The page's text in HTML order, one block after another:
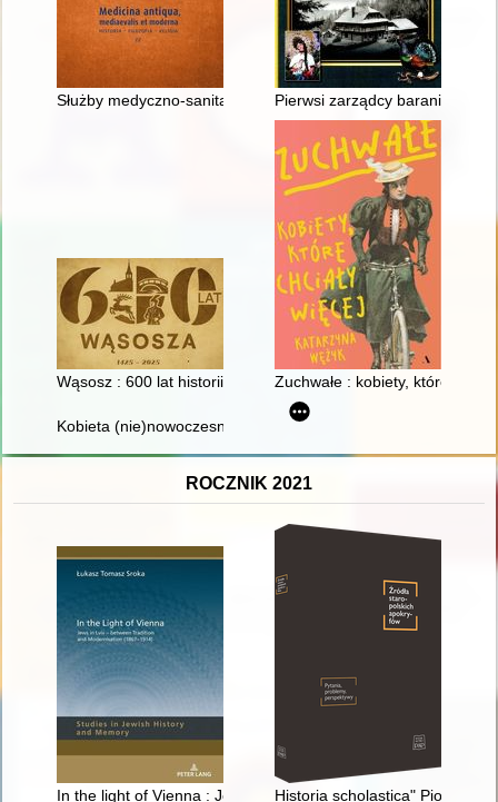
Służby medyczno-sanitarne w armiach Rzeczypospolitej w
Pierwsi zarządcy
Wąsosz : 600 lat historii Zuchwałe : kobiety, które
Kobieta (nie)nowoczesna : wizerunek kobiety lat 60.
ROCZNIK 2021
In the light of Vienna : Jews in Lviv, between tradition and
Historia scholastica" Piotra